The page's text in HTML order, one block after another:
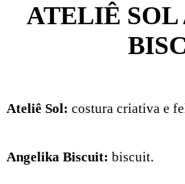
ATELIÊ
Ateliê Sol: costura criativa e
Angelika Biscuit: biscuit.